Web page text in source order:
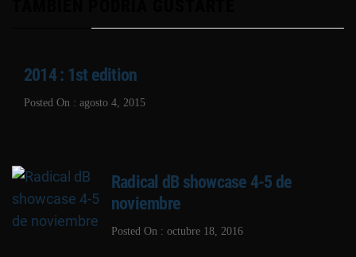
2014 : 1st edition
Posted On : agosto 4, 2015
Radical dB showcase 4-5 de
noviembre
Posted On : octubre 18, 2016